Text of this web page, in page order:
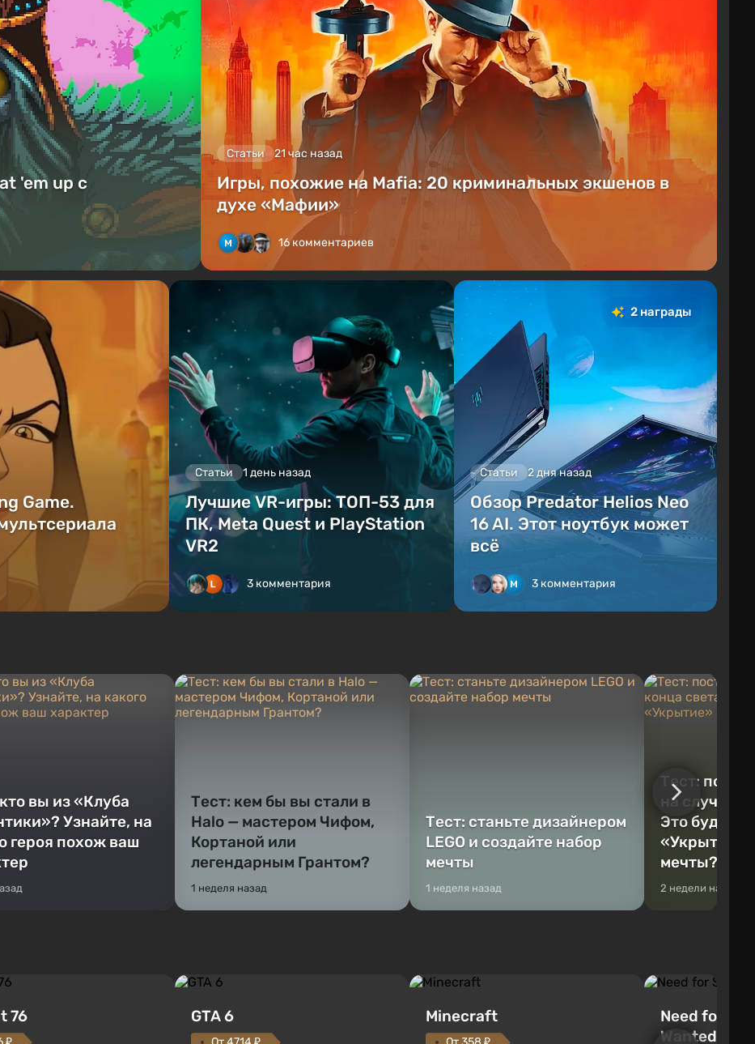
'em up с
Статьи 21 час назад
Игры, похожие на Mafia: 20 криминальных экшенов в
духе «Мафии»
16 комментариев
Game.
Статьи 1 день назад
Лучшие VR-игры: ТОП-53 для
ПК, Meta Quest и PlayStation
VR2
3 комментария
2 награды
Статьи 2 дня назад
Обзор Predator Helios Neo
16 AI. Этот ноутбук может
всё
3 комментария
вы из «Клуба
Узнайте, на
героя похож ваш
Тест: кем бы вы стали в
Halo — мастером Чифом,
Кортаной или
легендарным Грантом?
1 неделя назад
Тест: станьте дизайнером
LEGO и создайте набор
мечты
1 неделя назад
Тест:
на случай
Это будет
«Укрытие»
мечты?
2 недели назад
76 GTA 6 Minecraft
Need for
Wanted